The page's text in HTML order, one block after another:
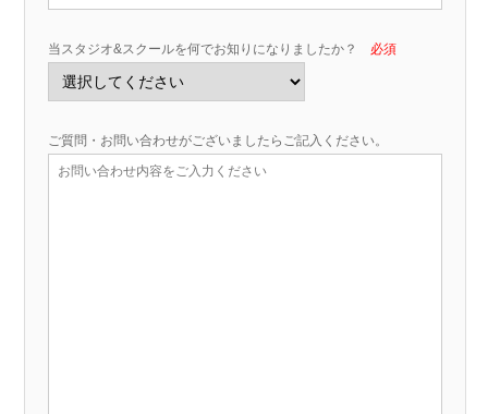
当スタジオ&スクールを何でお知りになりましたか？ 必須
ご質問・お問い合わせがございましたらご記入ください。